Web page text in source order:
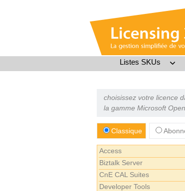
Listes SKUs
choisissez votre licence
la gamme Microsoft
Classique
Access
Biztalk Server
CnE CAL Suites
Developer Tools